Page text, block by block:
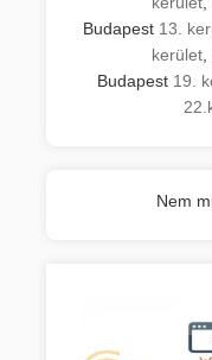
Budapest 13.
kerület,
Budapest 19.
Nem